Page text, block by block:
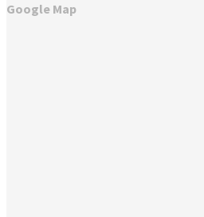
Google Map